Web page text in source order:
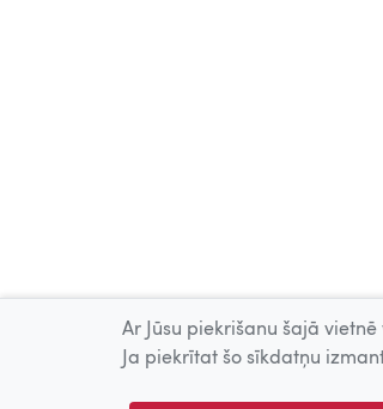
Ar Jūsu piekrišanu šajā
Ja piekrītat šo sīkdatņu